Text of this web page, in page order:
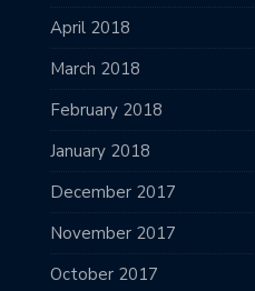
April 2018
March 2018
February 2018
January 2018
December 2017
November 2017
October 2017